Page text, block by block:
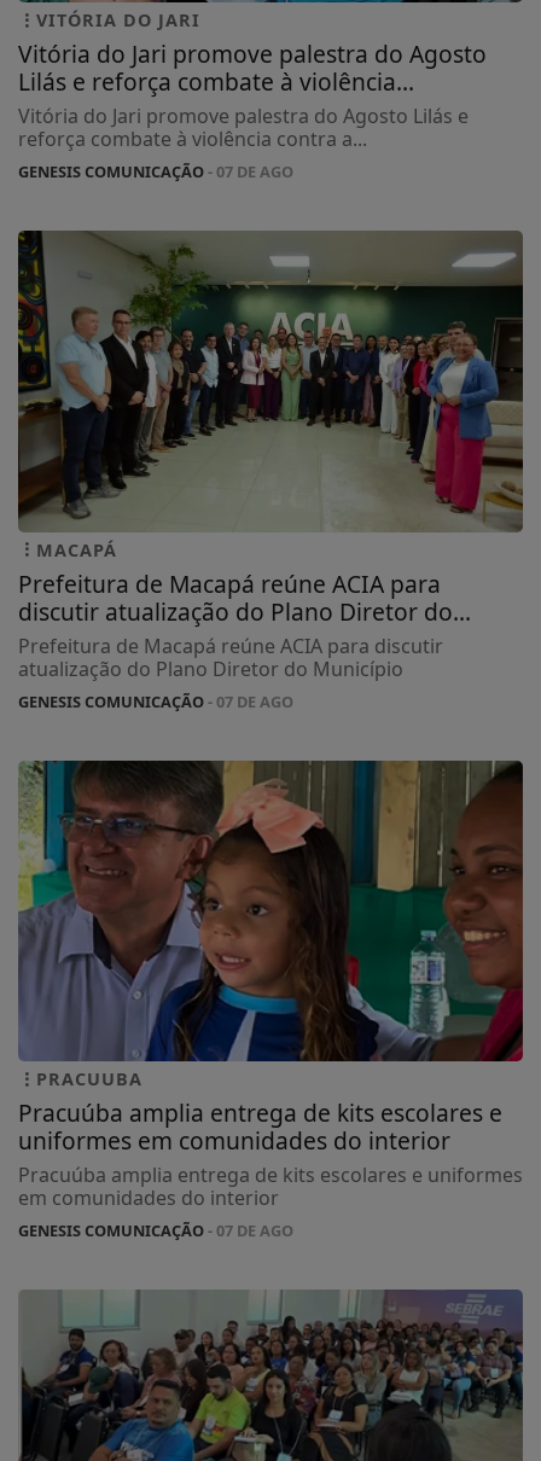
VITÓRIA DO JARI
Vitória do Jari promove palestra do Agosto
Lilás e reforça combate à violência...
Vitória do Jari promove palestra do Agosto Lilás e
reforça combate à violência contra a...
GENESIS COMUNICAÇÃO- 07 DE AGO
MACAPÁ
Prefeitura de Macapá reúne ACIA para
discutir atualização do Plano Diretor do...
Prefeitura de Macapá reúne ACIA para discutir
atualização do Plano Diretor do Município
GENESIS COMUNICAÇÃO- 07 DE AGO
PRACUUBA
Pracuúba amplia entrega de kits escolares e
uniformes em comunidades do interior
Pracuúba amplia entrega de kits escolares e uniformes
em comunidades do interior
GENESIS COMUNICAÇÃO- 07 DE AGO